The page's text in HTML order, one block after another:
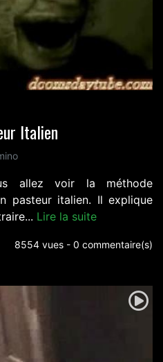
Italien
allez voir la méthode
pasteur italien. Il explique
Lire la suite
8554 vues - 0 commentaire(s)